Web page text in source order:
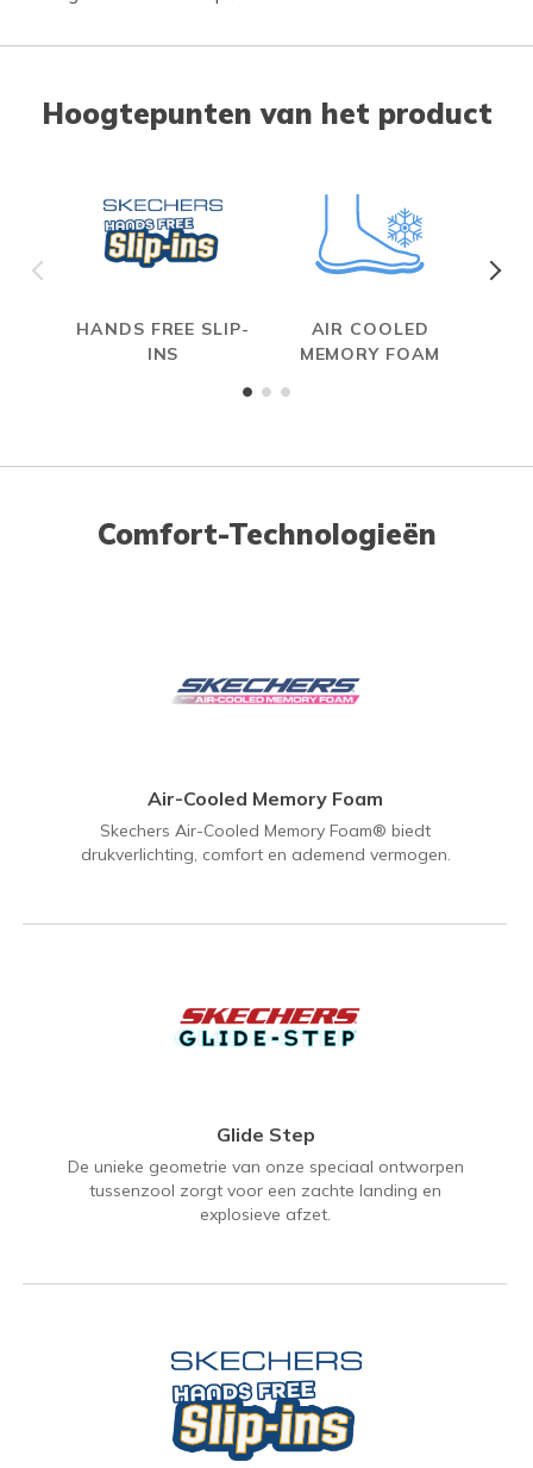
Hoogtepunten van het product
HANDS FREE SLIP-
INS
AIR COOLED
MEMORY FOAM
Comfort-Technologieën
Air-Cooled Memory Foam
Skechers Air-Cooled Memory Foam® biedt
drukverlichting, comfort en ademend vermogen.
Glide Step
De unieke geometrie van onze speciaal ontworpen
tussenzool zorgt voor een zachte landing en
explosieve afzet.